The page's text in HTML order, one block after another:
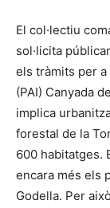
El col·lectiu
sol·licita
els tràmits per a
(PAI) Canyada
implica
forestal de la
600 habitatges.
encara més els
Godella. Per